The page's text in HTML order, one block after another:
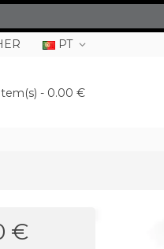
PT
item(s) - 0.00 €
€